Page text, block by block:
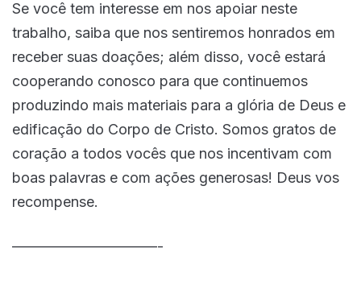
Se você tem interesse em nos apoiar neste
trabalho, saiba que nos sentiremos honrados em
receber suas doações; além disso, você estará
cooperando conosco para que continuemos
produzindo mais materiais para a glória de Deus e
edificação do Corpo de Cristo. Somos gratos de
coração a todos vocês que nos incentivam com
boas palavras e com ações generosas! Deus vos
recompense.
——————————-